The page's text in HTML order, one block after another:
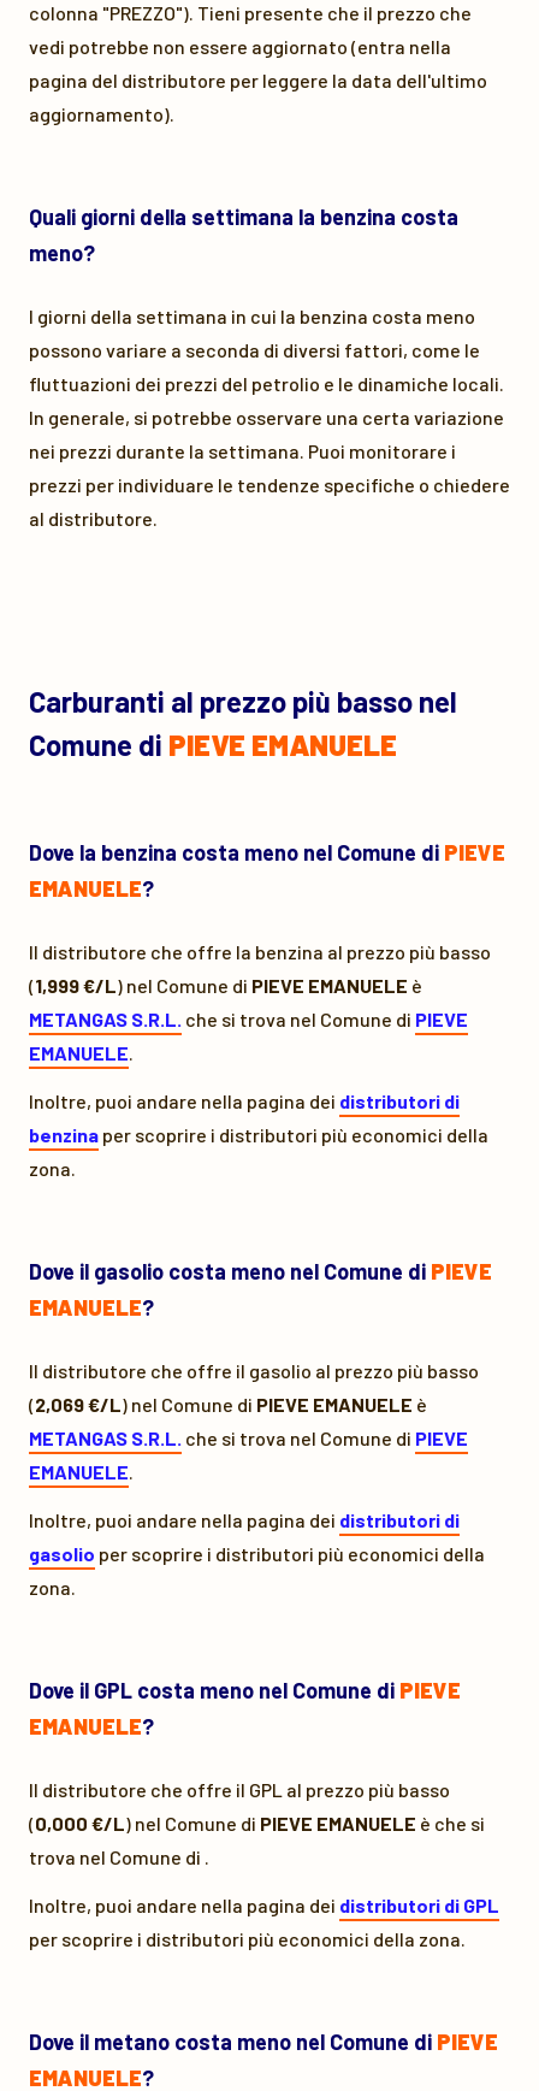
colonna "PREZZO"). Tieni presente che il prezzo che
vedi potrebbe non essere aggiornato (entra nella
pagina del distributore per leggere la data dell'ultimo
aggiornamento).
Quali giorni della settimana la benzina costa
meno?
I giorni della settimana in cui la benzina costa meno
possono variare a seconda di diversi fattori, come le
fluttuazioni dei prezzi del petrolio e le dinamiche locali.
In generale, si potrebbe osservare una certa variazione
nei prezzi durante la settimana. Puoi monitorare i
prezzi per individuare le tendenze specifiche o chiedere
al distributore.
Carburanti al prezzo più basso nel
Comune di PIEVE EMANUELE
Dove la benzina costa meno nel Comune di PIEVE
EMANUELE?
Il distributore che offre la benzina al prezzo più basso
(1,999 €/L) nel Comune di PIEVE EMANUELE è
METANGAS S.R.L. che si trova nel Comune di PIEVE
EMANUELE.
Inoltre, puoi andare nella pagina dei distributori di
benzina per scoprire i distributori più economici della
zona.
Dove il gasolio costa meno nel Comune di PIEVE
EMANUELE?
Il distributore che offre il gasolio al prezzo più basso
(2,069 €/L) nel Comune di PIEVE EMANUELE è
METANGAS S.R.L. che si trova nel Comune di PIEVE
EMANUELE.
Inoltre, puoi andare nella pagina dei distributori di
gasolio per scoprire i distributori più economici della
zona.
Dove il GPL costa meno nel Comune di PIEVE
EMANUELE?
Il distributore che offre il GPL al prezzo più basso
(0,000 €/L) nel Comune di PIEVE EMANUELE è che si
trova nel Comune di .
Inoltre, puoi andare nella pagina dei distributori di GPL
per scoprire i distributori più economici della zona.
Dove il metano costa meno nel Comune di PIEVE
EMANUELE?